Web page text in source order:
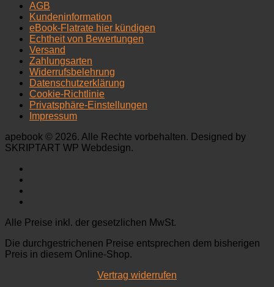
AGB
Kundeninformation
eBook-Flatrate hier kündigen
Echtheit von Bewertungen
Versand
Zahlungsarten
Widerrufsbelehrung
Datenschutzerklärung
Cookie-Richtlinie
Privatsphäre-Einstellungen
Impressum
apebook © 2026. Alle Rechte vorbehalten. Designed by
SKRIPTART WP Webdesign.
Alle Preise inkl. der gesetzlichen MwSt.
Die durchgestrichenen Preise entsprechen dem bisherigen
Preis in diesem Online-Shop.
Vertrag widerrufen